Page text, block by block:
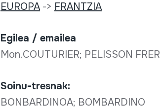
EUROPA-> FRANTZIA
Egilea / emailea
Mon.COUTURIER; PELISSON
Soinu-tresnak:
BONBARDINOA; BOMBARDINO